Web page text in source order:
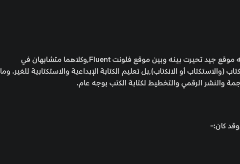
واسمه أرابينز مثل أراجيك والمزيد من تنويعات عربي الأخرى,ولكنه موقع جيد تحيرت بينه وبين موقع فلونت Fluent,وكلاهما متشابهان في
أو الانكتاب),بل تعليم الكتابة الإبداعية والاستكتابية للغير. وما
والنشر الرقمي والتخطيط لكتابة الكتب بوجه عام.
كان:-